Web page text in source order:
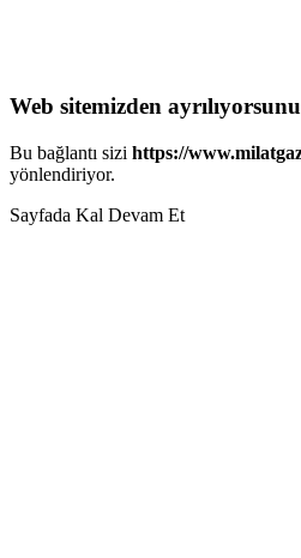
Web sitemizden
Bu bağlantı sizi https://
yönlendiriyor.
Sayfada Kal Devam Et